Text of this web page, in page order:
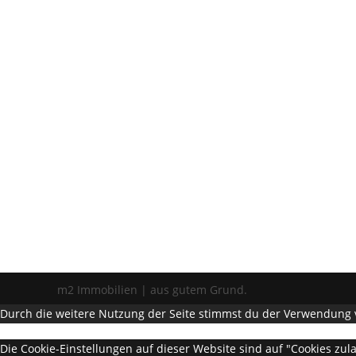
m2 Immobilien | aus gutem Grund.
Durch die weitere Nutzung der Seite stimmst du der Verwendung
Die Cookie-Einstellungen auf dieser Website sind auf "Cookies